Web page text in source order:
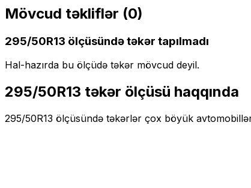
Mövcud təkliflər (0)
295/50R13 ölçüsündə təkər tapılmadı
Hal-hazırda bu ölçüdə təkər mövcud deyil.
295/50R13 təkər ölçüsü haqqında
295/50R13 ölçüsündə təkərlər çox böyük